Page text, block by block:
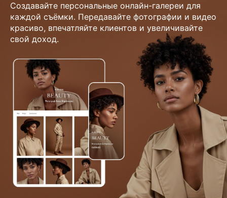
Создавайте персональные онлайн-галереи для
каждой съёмки. Передавайте фотографии и видео
красиво, впечатляйте клиентов и увеличивайте
свой доход.